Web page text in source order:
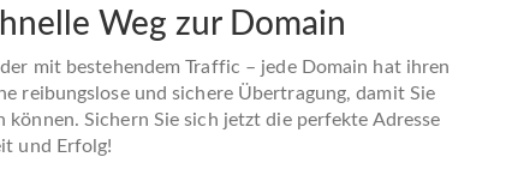
Weg zur Domain
mit bestehendem Traffic – jede Domain hat ihren
reibungslose und sichere Übertragung, damit Sie
können. Sichern Sie sich jetzt die perfekte Adresse
und Erfolg!